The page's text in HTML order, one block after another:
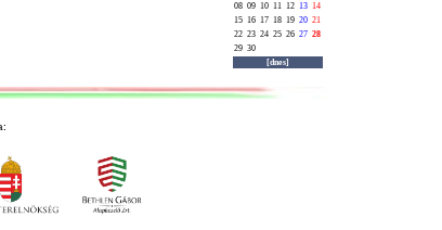
08 09 10 11 12 13 14
15 16 17 18 19 20 21
22 23 24 25 26 27 28
29 30
[dnes]